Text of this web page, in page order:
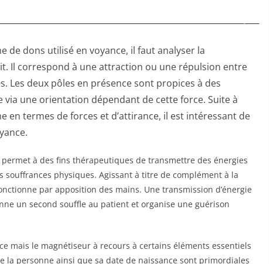
de dons utilisé en voyance, il faut analyser la
Il correspond à une attraction ou une répulsion entre
Les deux pôles en présence sont propices à des
une orientation dépendant de cette force. Suite à
en termes de forces et d’attirance, il est intéressant de
à des fins thérapeutiques de transmettre des énergies
physiques. Agissant à titre de complément à la
par apposition des mains. Une transmission d’énergie
un second souffle au patient et organise une guérison
mais le magnétiseur à recours à certains éléments essentiels
la personne ainsi que sa date de naissance sont primordiales